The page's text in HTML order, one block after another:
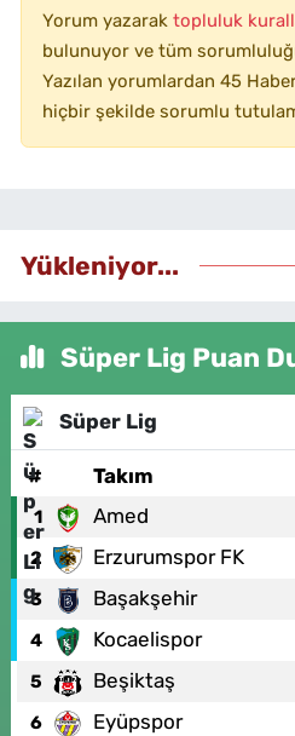
Yorum yazarak topluluk
bulunuyor ve tüm
Yazılan yorumlardan 45
hiçbir şekilde sorumlu
Yükleniyor...
Süper Lig Puan
Süper Lig
# Takım
1 Amed
2 Erzurumspor FK
3 Başakşehir
4 Kocaelispor
5 Beşiktaş
6 Eyüpspor